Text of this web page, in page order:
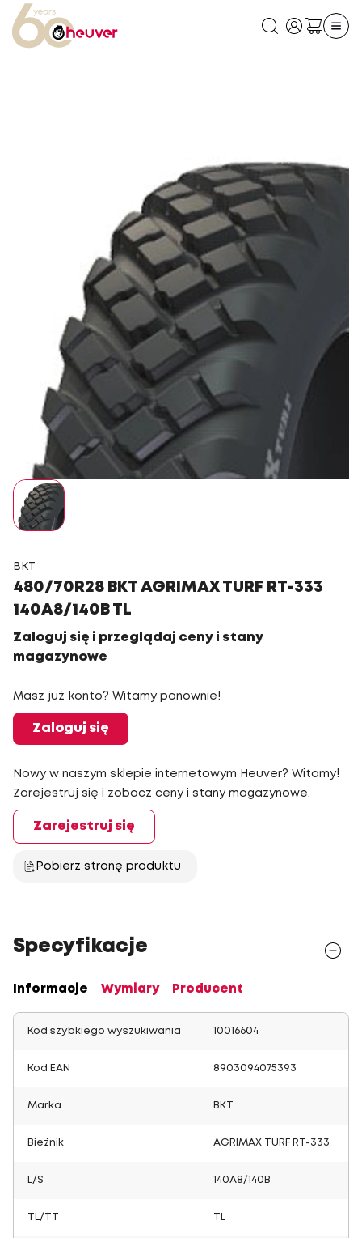
BKT
480/70R28 BKT AGRIMAX TURF RT-333
140A8/140B TL
Zaloguj się i przeglądaj ceny i stany
magazynowe
Masz już konto? Witamy ponownie!
Zaloguj się
Nowy w naszym sklepie internetowym Heuver? Witamy!
Zarejestruj się i zobacz ceny i stany magazynowe.
Zarejestruj się
Pobierz stronę produktu
Specyfikacje
Informacje Wymiary Producent
Kod szybkiego wyszukiwania 10016604
Kod EAN 8903094075393
Marka BKT
Bieżnik AGRIMAX TURF RT-333
L/S 140A8/140B
TL/TT